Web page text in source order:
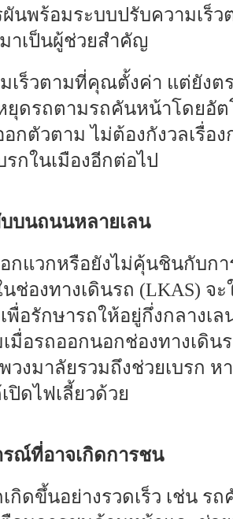
นพร้อมระบบปรับความเร็
มาเป็นผู้ช่วยสำคัญ
เร็วตามที่คุณตั้งค่า แต่ยัง
หยุดรถตามรถคันหน้าโดยอั
กตัวตาม ไม่ต้องกังวลเรื่อ
กในเมืองอีกต่อไป
บนถนนหลายเลน
กแวกหรือยังไม่คุ้นชินกับก
ช่องทางเดินรถ (LKAS) จ
พื่อรักษารถให้อยู่กึ่งกลางเ
อรถออกนอกช่องทางเดิน
วงมาลัยรวมถึงช่วยเบรก ห
ปิดไฟเลี้ยวด้วย
รณ์ที่อาจเกิดการชน
ดขึ้นอย่างรวดเร็ว เช่น ร